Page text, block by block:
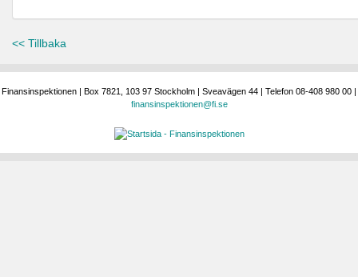
<< Tillbaka
Finansinspektionen | Box 7821, 103 97 Stockholm | Sveavägen 44 | Telefon 08-408 980 00 |
finansinspektionen@fi.se